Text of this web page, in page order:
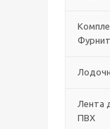
Лента
ПВХ